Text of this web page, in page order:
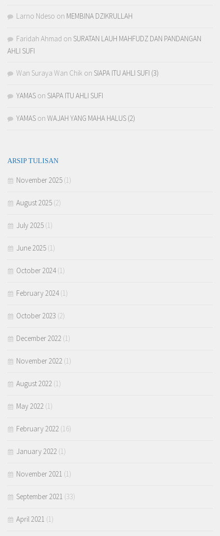
Larno Ndeso on MEMBINA DZIKRULLAH
Faridah Ahmad on SURATAN LAUH MAHFUDZ DAN PANDANGAN
AHLI SUFI
Wan Suraya Wan Chik on SIAPA ITU AHLI SUFI (3)
YAMAS on SIAPA ITU AHLI SUFI
YAMAS on WAJAH YANG MAHA HALUS (2)
ARSIP TULISAN
November 2025 (1)
August 2025 (2)
July 2025 (1)
June 2025 (1)
October 2024(1)
February 2024(1)
October 2023 (2)
December 2022 (1)
November 2022 (1)
August 2022 (1)
May 2022 (1)
February 2022 (16)
January 2022 (1)
November 2021 (1)
September 2021 (33)
April 2021 (1)